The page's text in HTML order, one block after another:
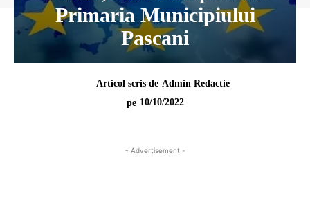
Primaria Municipiului
Pascani
Articol scris de Admin Redactie
pe 10/10/2022
- Advertisement -